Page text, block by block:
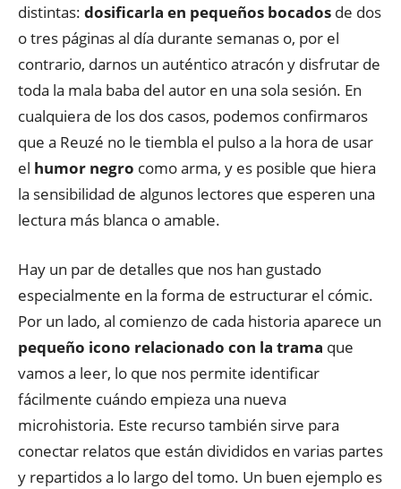
distintas: dosificarla en pequeños bocados de dos
o tres páginas al día durante semanas o, por el
contrario, darnos un auténtico atracón y disfrutar de
toda la mala baba del autor en una sola sesión. En
cualquiera de los dos casos, podemos confirmaros
que a Reuzé no le tiembla el pulso a la hora de usar
el humor negro como arma, y es posible que hiera
la sensibilidad de algunos lectores que esperen una
lectura más blanca o amable.
Hay un par de detalles que nos han gustado
especialmente en la forma de estructurar el cómic.
Por un lado, al comienzo de cada historia aparece un
pequeño icono relacionado con la trama que
vamos a leer, lo que nos permite identificar
fácilmente cuándo empieza una nueva
microhistoria. Este recurso también sirve para
conectar relatos que están divididos en varias partes
y repartidos a lo largo del tomo. Un buen ejemplo es